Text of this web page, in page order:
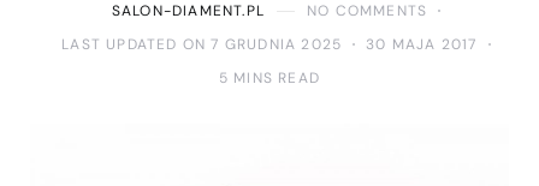
SALON-DIAMENT.PL
NO COMMENTS
LAST UPDATED ON 7 GRUDNIA 2025
30 MAJA 2017
5 MINS READ